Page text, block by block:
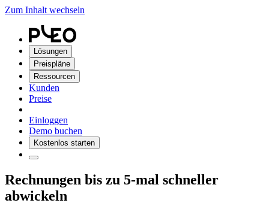
Zum Inhalt wechseln
Lösungen
Preispläne
Ressourcen
Kunden
Preise
Einloggen
Demo buchen
Kostenlos starten
Rechnungen bis zu 5-mal schneller
abwickeln